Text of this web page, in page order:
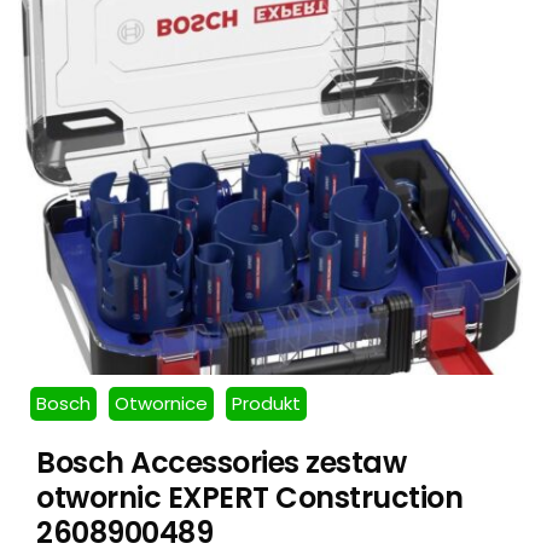
Bosch Otwornice Produkt
Bosch Accessories zestaw
otwornic EXPERT Construction
2608900489